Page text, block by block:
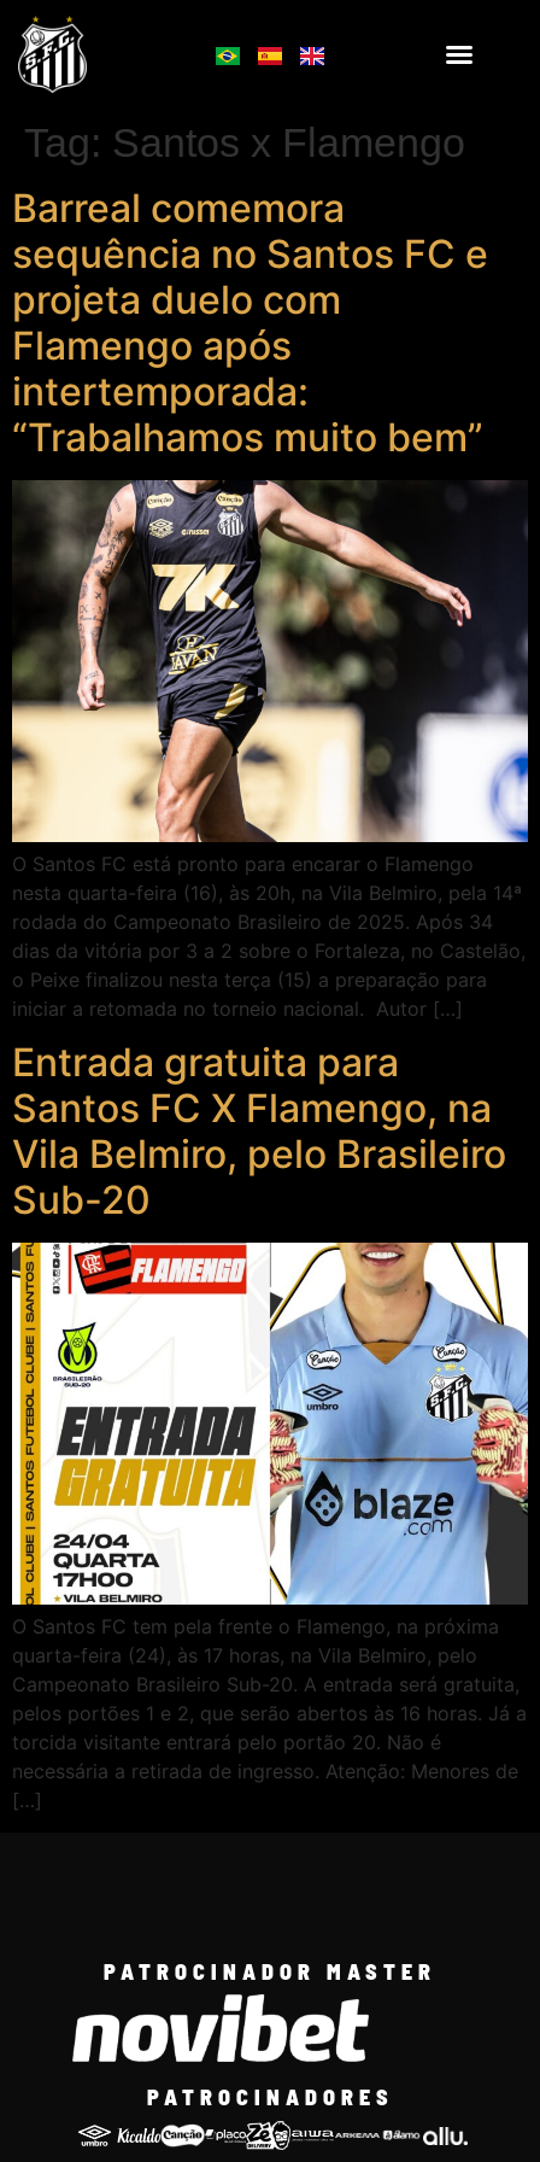
Tag: Santos x Flamengo
Barreal comemora
sequência no Santos FC e
projeta duelo com
Flamengo após
intertemporada:
“Trabalhamos muito bem”
O Santos FC está pronto para encarar o Flamengo
nesta quarta-feira (16), às 20h, na Vila Belmiro, pela 14ª
rodada do Campeonato Brasileiro de 2025. Após 34
dias da vitória por 3 a 2 sobre o Fortaleza, no Castelão,
o Peixe finalizou nesta terça (15) a preparação para
iniciar a retomada no torneio nacional. Autor […]
Entrada gratuita para
Santos FC X Flamengo, na
Vila Belmiro, pelo Brasileiro
Sub-20
O Santos FC tem pela frente o Flamengo, na próxima
quarta-feira (24), às 17 horas, na Vila Belmiro, pelo
Campeonato Brasileiro Sub-20. A entrada será gratuita,
pelos portões 1 e 2, que serão abertos às 16 horas. Já a
torcida visitante entrará pelo portão 20. Não é
necessária a retirada de ingresso. Atenção: Menores de
[…]
PATROCINADOR MASTER
PATROCINADORES